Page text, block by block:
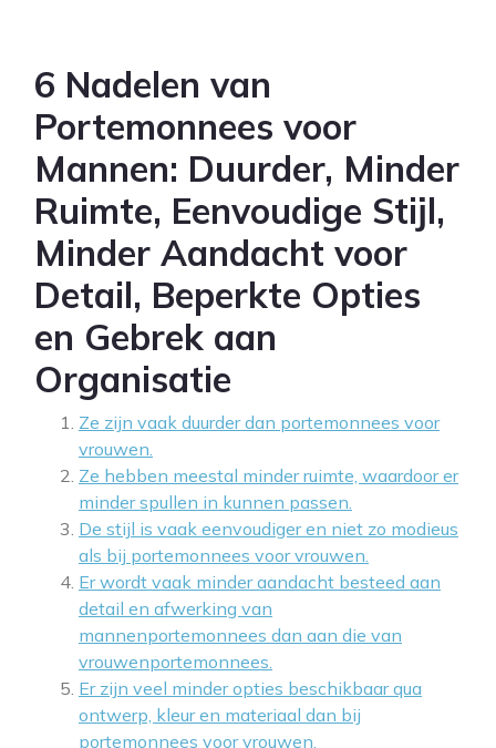
6 Nadelen van
Portemonnees voor
Mannen: Duurder, Minder
Ruimte, Eenvoudige Stijl,
Minder Aandacht voor
Detail, Beperkte Opties
en Gebrek aan
Organisatie
Ze zijn vaak duurder dan portemonnees voor
vrouwen.
Ze hebben meestal minder ruimte, waardoor er
minder spullen in kunnen passen.
De stijl is vaak eenvoudiger en niet zo modieus
als bij portemonnees voor vrouwen.
Er wordt vaak minder aandacht besteed aan
detail en afwerking van
mannenportemonnees dan aan die van
vrouwenportemonnees.
Er zijn veel minder opties beschikbaar qua
ontwerp, kleur en materiaal dan bij
portemonnees voor vrouwen.